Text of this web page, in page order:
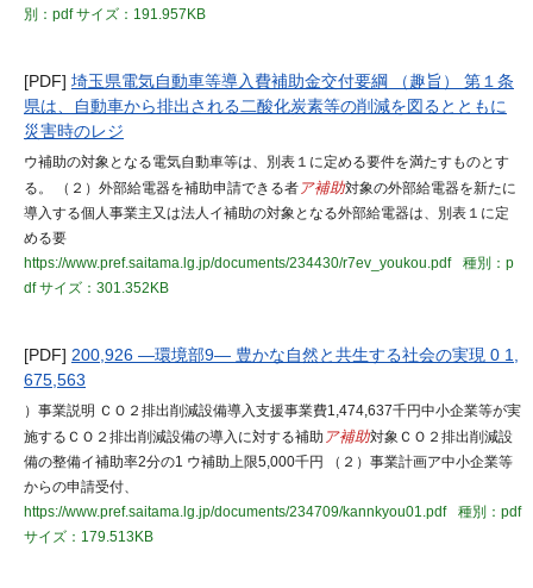
別：pdfサイズ：191.957KB
[PDF] 埼玉県電気自動車等導入費補助金交付要綱 （趣旨） 第１条
県は、自動車から排出される二酸化炭素等の削減を図るとともに
災害時のレジ
ウ補助の対象となる電気自動車等は、別表１に定める要件を満たすものとす
る。 （２）外部給電器を補助申請できる者 ア補助対象の外部給電器を新たに
導入する個人事業主又は法人イ補助の対象となる外部給電器は、別表１に定
める要
https://www.pref.saitama.lg.jp/documents/234430/r7ev_youkou.pdf
種別：p
dfサイズ：301.352KB
[PDF] 200,926 ―環境部9― 豊かな自然と共生する社会の実現 0 1,
675,563
）事業説明 ＣＯ２排出削減設備導入支援事業費1,474,637千円中小企業等が実
施するＣＯ２排出削減設備の導入に対する補助 ア補助対象ＣＯ２排出削減設
備の整備イ補助率2分の1 ウ補助上限5,000千円 （２）事業計画ア中小企業等
からの申請受付、
https://www.pref.saitama.lg.jp/documents/234709/kannkyou01.pdf
種別：pdf
サイズ：179.513KB